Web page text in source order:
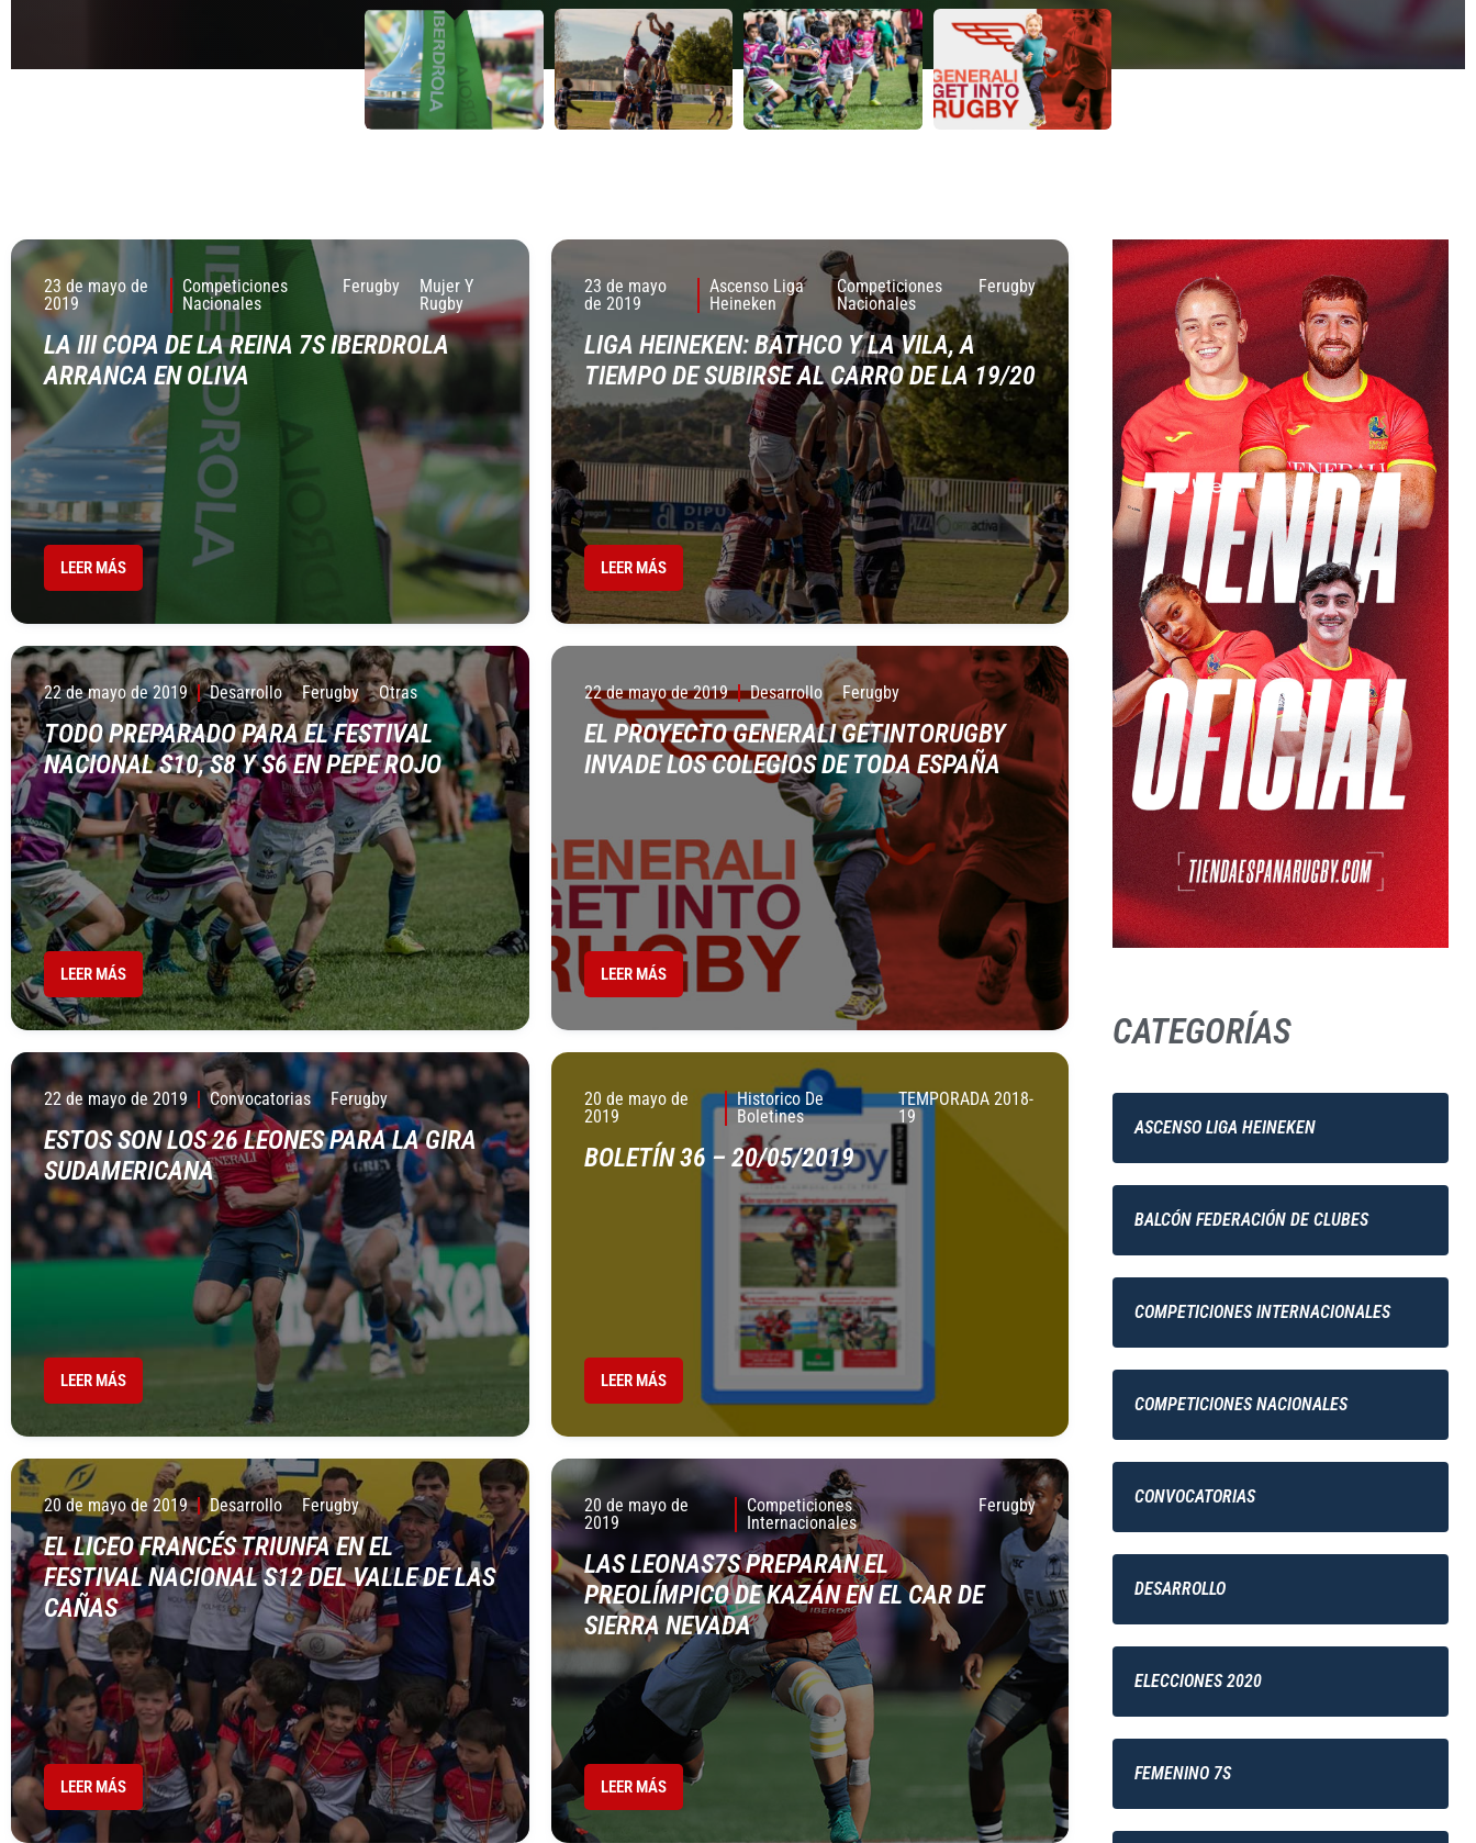
23 de mayo de
2019
Competiciones
Nacionales
Ferugby
Mujer Y
Rugby
LA III COPA DE LA REINA 7S IBERDROLA
ARRANCA EN OLIVA
LEER MÁS
23 de mayo
de 2019
Ascenso Liga
Heineken
Competiciones
Nacionales
Ferugby
LIGA HEINEKEN: BATHCO Y LA VILA, A
TIEMPO DE SUBIRSE AL CARRO DE LA 19/20
LEER MÁS
22 de mayo de 2019 Desarrollo Ferugby Otras
TODO PREPARADO PARA EL FESTIVAL
NACIONAL S10, S8 Y S6 EN PEPE ROJO
LEER MÁS
22 de mayo de 2019 Desarrollo Ferugby
EL PROYECTO GENERALI GETINTORUGBY
INVADE LOS COLEGIOS DE TODA ESPAÑA
LEER MÁS
22 de mayo de 2019 Convocatorias Ferugby
ESTOS SON LOS 26 LEONES PARA LA GIRA
SUDAMERICANA
LEER MÁS
20 de mayo de
2019
Historico De
Boletines
TEMPORADA 2018-
19
BOLETÍN 36 – 20/05/2019
LEER MÁS
20 de mayo de 2019 Desarrollo Ferugby
EL LICEO FRANCÉS TRIUNFA EN EL
FESTIVAL NACIONAL S12 DEL VALLE DE LAS
CAÑAS
LEER MÁS
20 de mayo de
2019
Competiciones
Internacionales
Ferugby
LAS LEONAS7S PREPARAN EL
PREOLÍMPICO DE KAZÁN EN EL CAR DE
SIERRA NEVADA
LEER MÁS
CATEGORÍAS
ASCENSO LIGA HEINEKEN
BALCÓN FEDERACIÓN DE CLUBES
COMPETICIONES INTERNACIONALES
COMPETICIONES NACIONALES
CONVOCATORIAS
DESARROLLO
ELECCIONES 2020
FEMENINO 7S